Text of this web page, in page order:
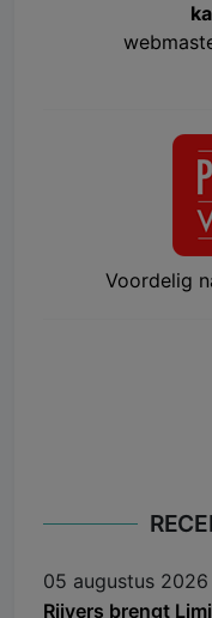
Voordelig
05 augustus 2026
Rijvers brengt